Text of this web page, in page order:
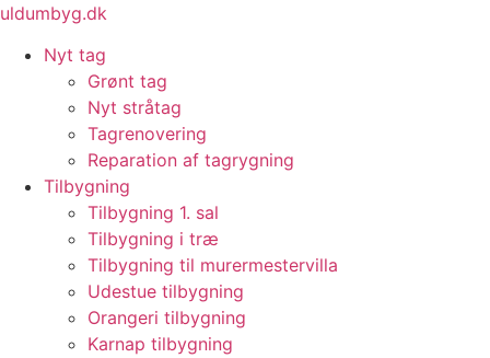
Videre
indhold
uldumbyg.dk
Nyt tag
Grønt tag
Nyt stråtag
Tagrenovering
Reparation af tagrygning
Tilbygning
Tilbygning 1. sal
Tilbygning i træ
Tilbygning til murermestervilla
Udestue tilbygning
Orangeri tilbygning
Karnap tilbygning